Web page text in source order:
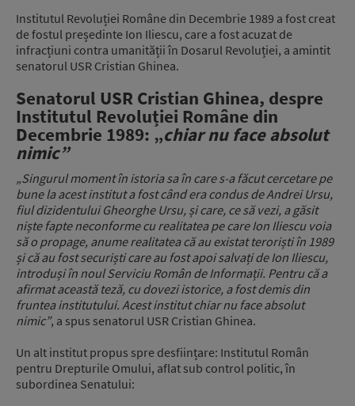
Institutul Revoluției Române din Decembrie 1989 a fost creat
de fostul președinte Ion Iliescu, care a fost acuzat de
infracțiuni contra umanității în Dosarul Revoluției, a amintit
senatorul USR Cristian Ghinea.
Senatorul USR Cristian Ghinea, despre
Institutul Revoluției Române din
Decembrie 1989: „chiar nu face absolut
nimic”
„Singurul moment în istoria sa în care s-a făcut cercetare pe
bune la acest institut a fost când era condus de Andrei Ursu,
fiul dizidentului Gheorghe Ursu, și care, ce să vezi, a găsit
niște fapte neconforme cu realitatea pe care Ion Iliescu voia
să o propage, anume realitatea că au existat teroriști în 1989
și că au fost securiști care au fost apoi salvați de Ion Iliescu,
introduși în noul Serviciu Român de Informații. Pentru că a
afirmat această teză, cu dovezi istorice, a fost demis din
fruntea institutului. Acest institut chiar nu face absolut
nimic”, a spus senatorul USR Cristian Ghinea.
Un alt institut propus spre desființare: Institutul Român
pentru Drepturile Omului, aflat sub control politic, în
subordinea Senatului: